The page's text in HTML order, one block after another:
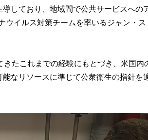
しており、地域間で公共サービスへの
ウイルス対策チームを率いるジャン・
きたこれまでの経験にもとづき、米国内
なリソースに準じて公衆衛生の指針を